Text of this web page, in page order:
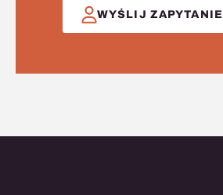
WYŚLIJ ZAPYTANIE